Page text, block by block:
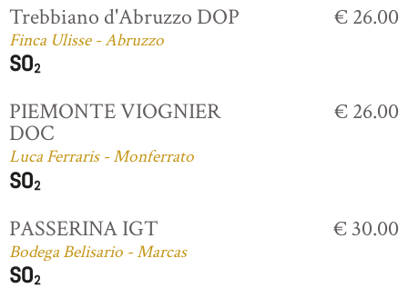
Trebbiano d'Abruzzo DOP
Finca Ulisse - Abruzzo
€ 26.00
PIEMONTE VIOGNIER
DOC
Luca Ferraris - Monferrato
€ 26.00
PASSERINA IGT
Bodega Belisario - Marcas
€ 30.00